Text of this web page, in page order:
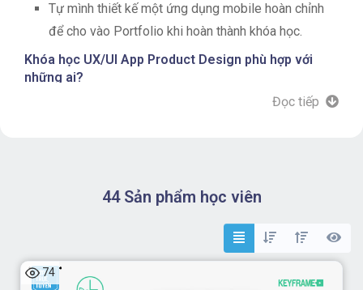
Tự mình thiết kế một ứng dụng mobile hoàn chỉnh
để cho vào Portfolio khi hoàn thành khóa học.
Khóa học UX/UI App Product Design phù hợp với
những ai?
Những bạn đang là Graphic Designers, Developers,
dụng Figma. Nếu bạn chưa biết sử dụng Figma thì
đừng lo lắng, bạn sẽ được hướng dẫn cơ bản trong
Đọc tiếp
44 Sản phẩm học viên
74